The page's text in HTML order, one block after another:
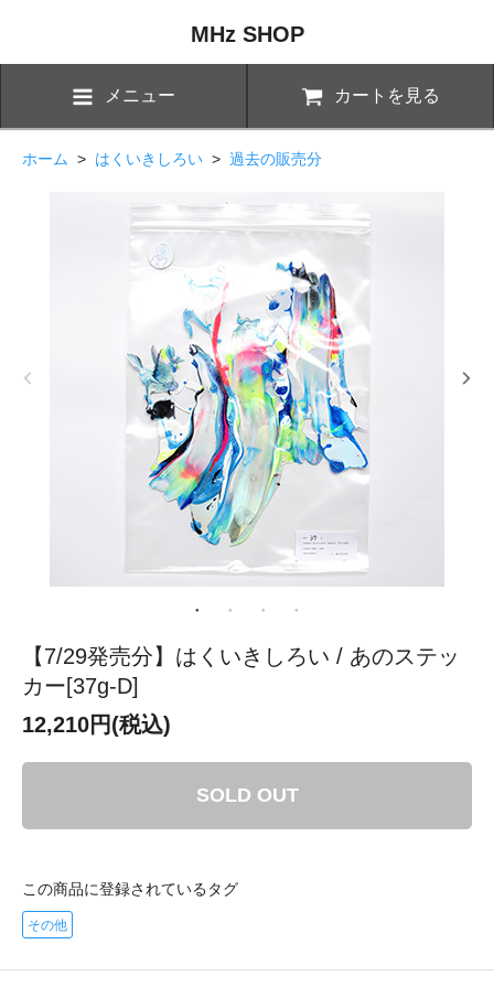
MHz SHOP
メニュー カートを見る
ホーム > はくいきしろい > 過去の販売分
【7/29発売分】はくいきしろい / あのステッ
カー[37g-D]
12,210円(税込)
SOLD OUT
この商品に登録されているタグ
その他